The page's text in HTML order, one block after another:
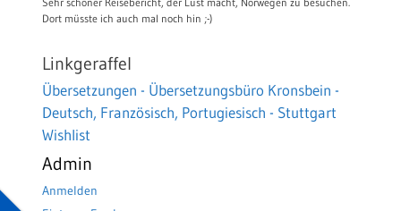
Dort müsste ich auch mal noch hin ;-)
Linkgeraffel
Übersetzungen - Übersetzungsbüro Kronsbein -
Deutsch, Französisch, Portugiesisch - Stuttgart
Wishlist
Admin
Anmelden